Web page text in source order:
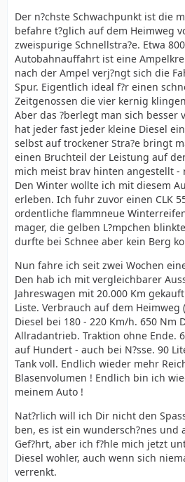
Der n?chste Schwachpunkt ist die
befahre t?glich auf dem Heimweg
zweispurige Schnellstra?e. Etwa
Autobahnauffahrt ist eine
nach der Ampel verj?ngt sich die
Spur. Eigentlich ideal f?r einen
Zeitgenossen die vier kernig
Aber das ?berlegt man sich besser
hat jeder fast jeder kleine Diesel
selbst auf trockener Stra?e bringt
einen Bruchteil der Leistung auf
mich meist brav hinten angestellt -
Den Winter wollte ich mit diesem
erleben. Ich fuhr zuvor einen CLK
ordentliche flammneue
mager, die gelben L?mpchen
durfte bei Schnee aber kein Berg
Nun fahre ich seit zwei Wochen
Den hab ich mit vergleichbarer
Jahreswagen mit 20.000 Km
Liste. Verbrauch auf dem Heimweg
Diesel bei 180 - 220 Km/h. 650 Nm
Allradantrieb. Traktion ohne Ende.
auf Hundert - auch bei N?sse. 90
Tank voll. Endlich wieder mehr
Blasenvolumen ! Endlich bin ich
meinem Auto !
Nat?rlich will ich Dir nicht den
ben, es ist ein wundersch?nes und
Gef?hrt, aber ich f?hle mich jetzt
Diesel wohler, auch wenn sich
verrenkt.